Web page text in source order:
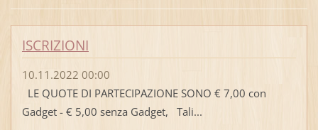
ISCRIZIONI
10.11.2022 00:00
LE QUOTE DI PARTECIPAZIONE SONO € 7,00 con
Gadget - € 5,00 senza Gadget, Tali...